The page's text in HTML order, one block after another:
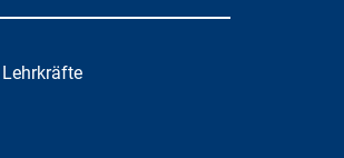
Lehrkräfte